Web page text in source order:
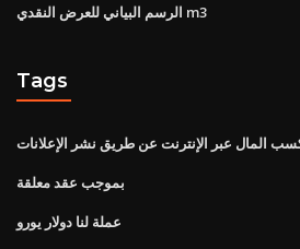
الرسم البياني للعرض النقدي m3
Tags
المال عبر الإنترنت عن طريق نشر الإعلانات
بموجب عقد معلقة
عملة لنا دولار يورو